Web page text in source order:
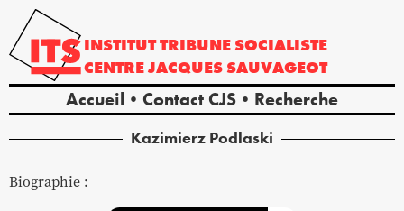
INSTITUTTRIBUNE SOCIALISTE
CENTREJACQUES SAUVAGEOT
Accueil Contact CJS Recherche
Kazimierz Podlaski
Biographie :